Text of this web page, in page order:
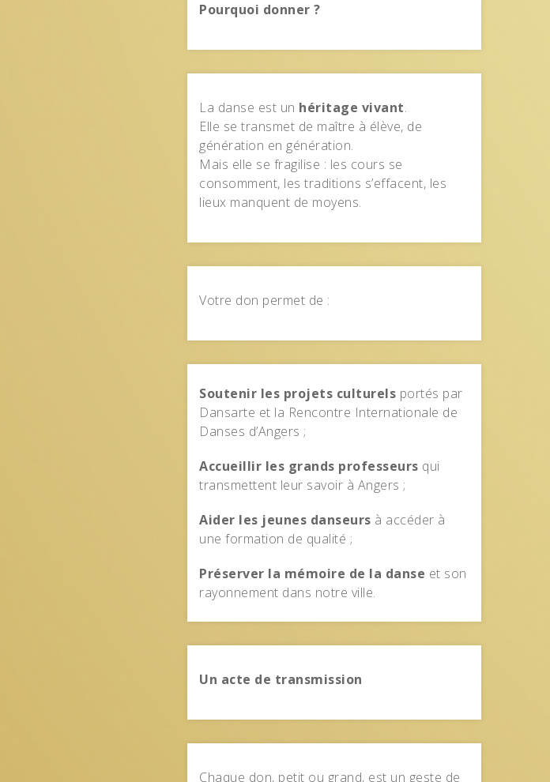
Pourquoi donner ?
La danse est un héritage vivant.
Elle se transmet de maître à élève, de
génération en génération.
Mais elle se fragilise : les cours se
consomment, les traditions s’effacent, les
lieux manquent de moyens.
Votre don permet de :
Soutenir les projets culturels portés par
Dansarte et la Rencontre Internationale de
Danses d’Angers ;
Accueillir les grands professeurs qui
transmettent leur savoir à Angers ;
Aider les jeunes danseurs à accéder à
une formation de qualité ;
Préserver la mémoire de la danse et son
rayonnement dans notre ville.
Un acte de transmission
Chaque don, petit ou grand, est un geste de